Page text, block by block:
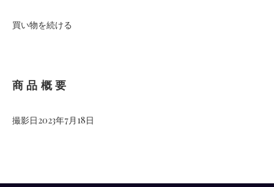
買い物を続ける
商品概要
撮影日2023年7月18日